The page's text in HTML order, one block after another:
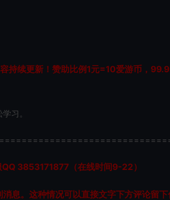
持续更新！赞助比例1元=10爱游币，
习。
3853171877（在线时间9-22）
息。这种情况可以直接文字下方评论留下